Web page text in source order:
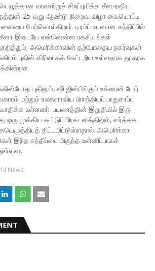
வரலாற்றுச் சிறப்புமிக்க சீன-ரஷிய
25-வது ஆண்டு நிறைவு விழா வையொட்டி
மேற்கொள்கிறார். டிரம்ப் உடனான சந்திப்பில்
சீனா இடையே என்னென்ன ரகசியங்கள்
அமெரிக்காவின் தற்போதைய நகர்வுகள்
புதின் விரிவாகக் கேட்டறிய உள்ளதாக தூதரக
புதினும், ஷி ஜின்பிங்கும் உக்ரைன் போர்
மற்றும் உலகளாவிய பிராந்தியப் பாதுகாப்பு
உள்ளனர். பயணத்தின் இறுதியில் இரு
முக்கிய கூட்டுப் பிரகடனத்திலும், வர்த்தக
திட்டமிட்டுள்ளதால். அமெரிக்கா
இந்த சந்திப்பை மிகுந்த உன்னிப்பாகக்
News